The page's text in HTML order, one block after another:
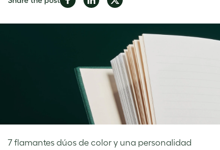
FacebookLinkedInTwitter
7 flamantes dúos de color y una personalidad